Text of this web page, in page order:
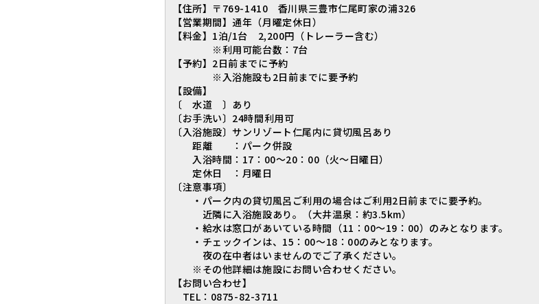
【住所】〒769-1410 香川県三豊市仁尾町家の浦326
【営業期間】通年（月曜定休日）
【料金】1泊/1台 2,200円（トレーラー含む）
※利用可能台数：7台
【予約】2日前までに予約
※入浴施設も2日前までに要予約
【設備】
〔 水道 〕あり
〔お手洗い〕24時間利用可
〔入浴施設〕サンリゾート仁尾内に貸切風呂あり
距離 ：パーク併設
入浴時間：17：00～20：00（火～日曜日）
定休日 ：月曜日
〔注意事項〕
・パーク内の貸切風呂ご利用の場合はご利用2日前までに要予約。
近隣に入浴施設あり。（大井温泉：約3.5km）
・給水は窓口があいている時間（11：00～19：00）のみとなります。
・チェックインは、15：00～18：00のみとなります。
夜の在中者はいませんのでご了承ください。
※その他詳細は施設にお問い合わせください。
【お問い合わせ】
TEL：0875-82-3711